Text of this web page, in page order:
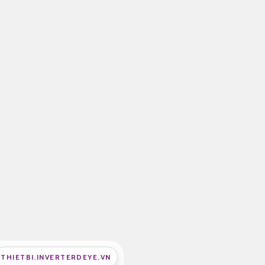
THIETBI.INVERTERDEYE.VN